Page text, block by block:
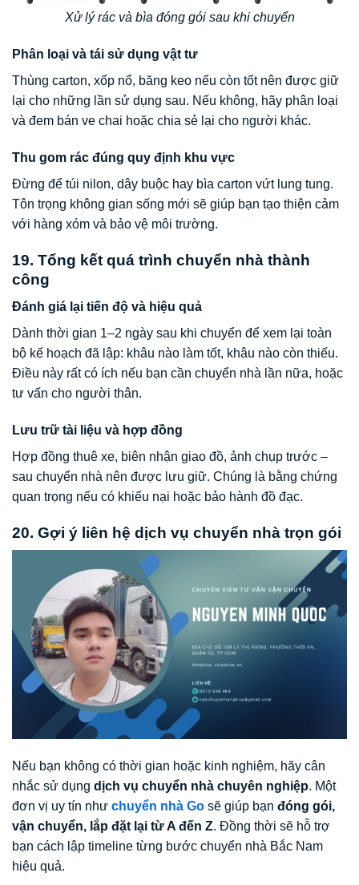
Xử lý rác và bìa đóng gói sau khi chuyển
Phân loại và tái sử dụng vật tư
Thùng carton, xốp nổ, băng keo nếu còn tốt nên được giữ
lại cho những lần sử dụng sau. Nếu không, hãy phân loại
và đem bán ve chai hoặc chia sẻ lại cho người khác.
Thu gom rác đúng quy định khu vực
Đừng để túi nilon, dây buộc hay bìa carton vứt lung tung.
Tôn trọng không gian sống mới sẽ giúp bạn tạo thiện cảm
với hàng xóm và bảo vệ môi trường.
19. Tổng kết quá trình chuyển nhà thành
công
Đánh giá lại tiến độ và hiệu quả
Dành thời gian 1–2 ngày sau khi chuyển để xem lại toàn
bộ kế hoạch đã lập: khâu nào làm tốt, khâu nào còn thiếu.
Điều này rất có ích nếu bạn cần chuyển nhà lần nữa, hoặc
tư vấn cho người thân.
Lưu trữ tài liệu và hợp đồng
Hợp đồng thuê xe, biên nhận giao đồ, ảnh chụp trước –
sau chuyển nhà nên được lưu giữ. Chúng là bằng chứng
quan trọng nếu có khiếu nại hoặc bảo hành đồ đạc.
20. Gợi ý liên hệ dịch vụ chuyển nhà trọn gói
Nếu bạn không có thời gian hoặc kinh nghiệm, hãy cân
nhắc sử dụng dịch vụ chuyển nhà chuyên nghiệp. Một
đơn vị uy tín như chuyển nhà Go sẽ giúp bạn đóng gói,
vận chuyển, lắp đặt lại từ A đến Z. Đồng thời sẽ hỗ trợ
bạn cách lập timeline từng bước chuyển nhà Bắc Nam
hiệu quả.